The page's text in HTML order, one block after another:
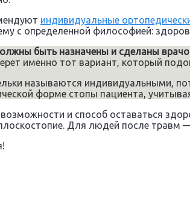
индивидуальные
с определенной философией:
быть назначены и сделаны
именно тот вариант, который
называются индивидуальными,
форме стопы пациента,
и способ оставаться
Для людей после